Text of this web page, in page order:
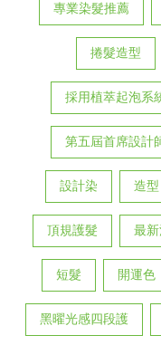
專業染髮推薦
捲髮造型
採用植萃起泡系
第五屆首席設計
設計染 造型
頂規護髮 最新
短髮 開運色
黑曜光感四段護